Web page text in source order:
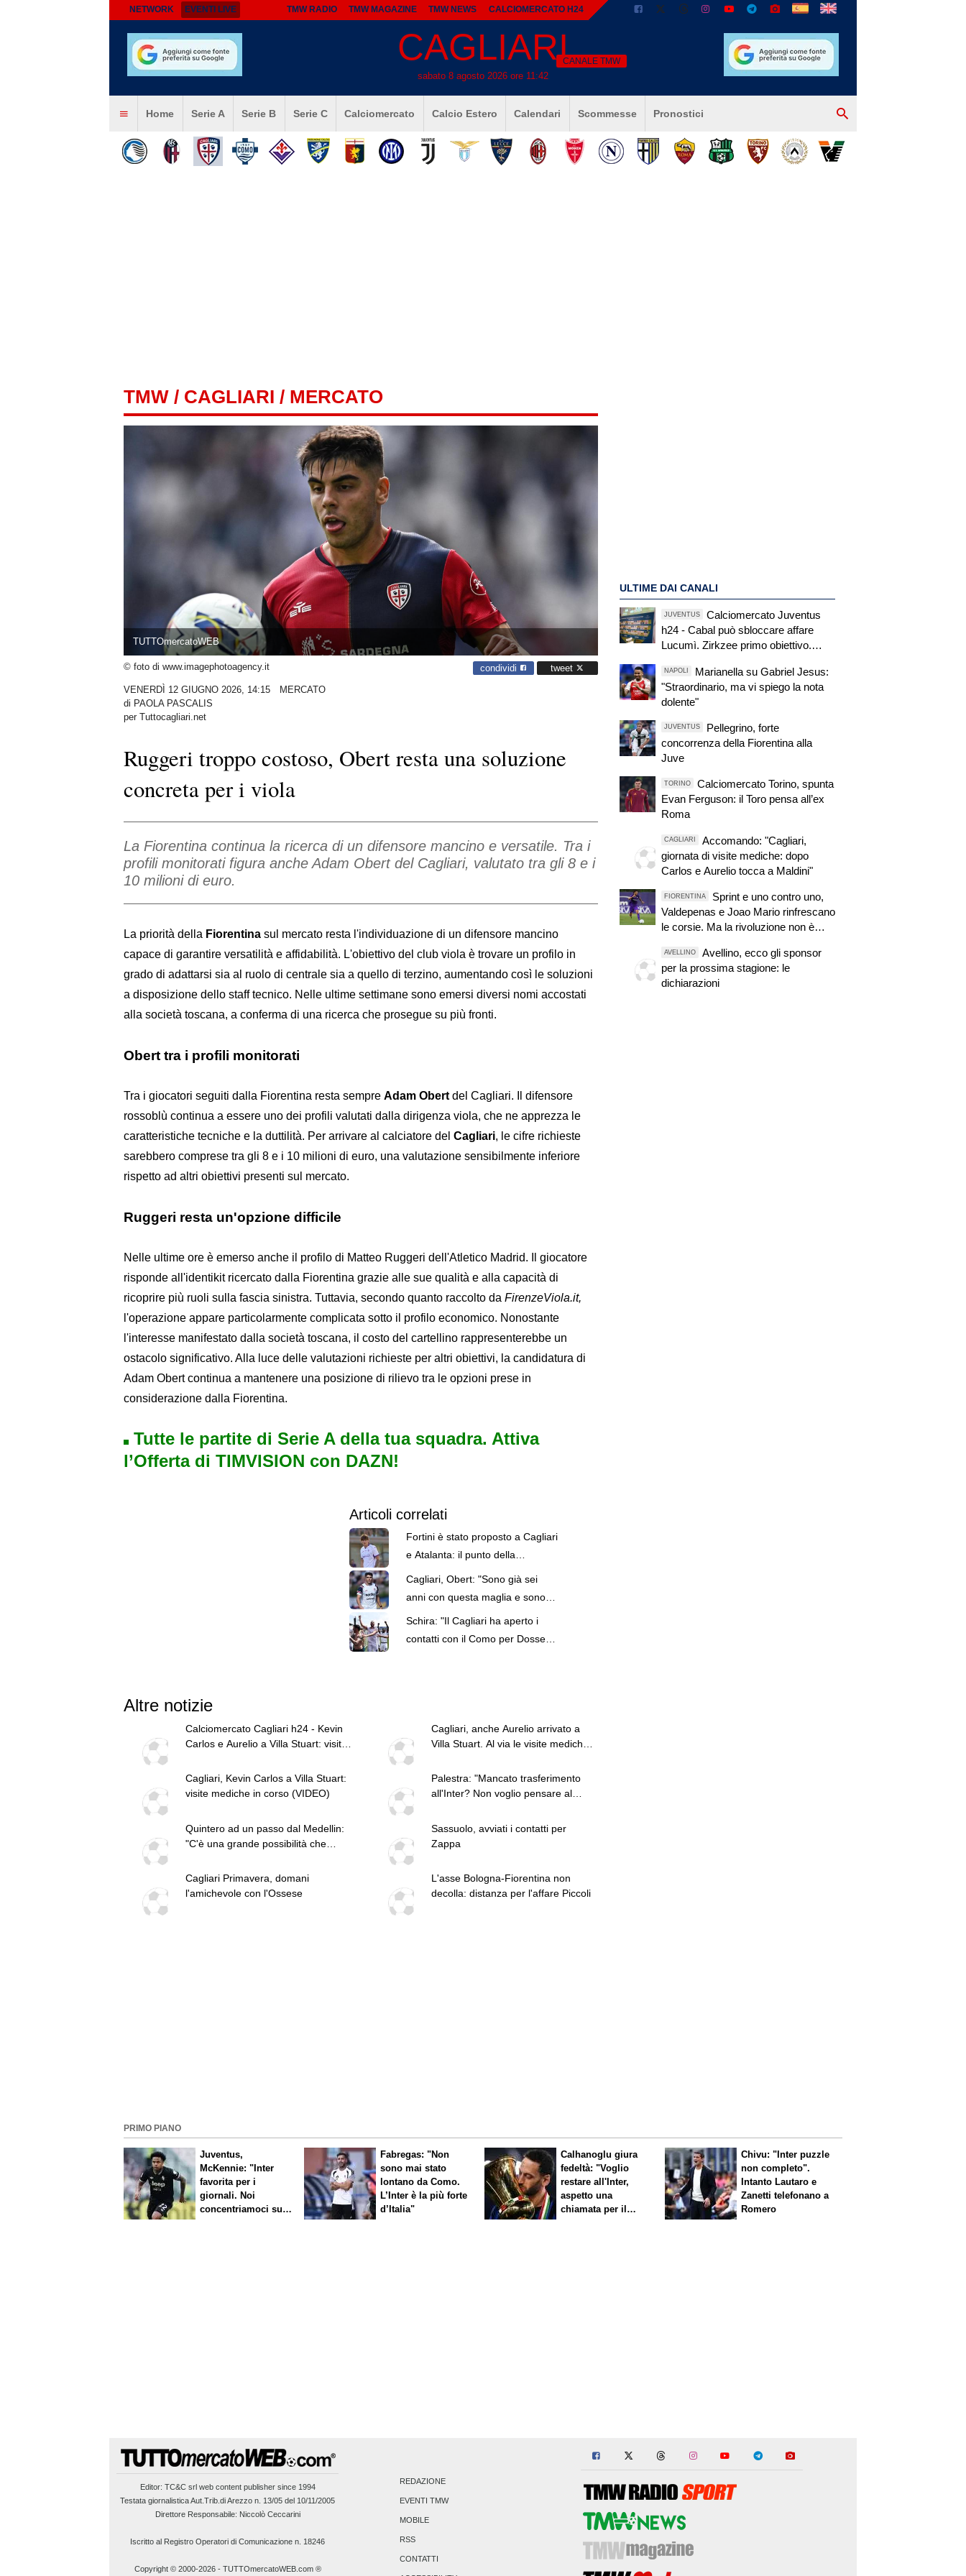
NETWORK EVENTI LIVE TMW RADIO TMW MAGAZINE TMW NEWS CALCIOMERCATO H24
CAGLIARI
sabato 8 agosto 2026 ore 11:42
CANALE TMW
Home Serie A Serie B Serie C Calciomercato Calcio Estero Calendari Scommesse Pronostici
TMW / CAGLIARI / MERCATO
TUTTOmercatoWEB
© foto di www.imagephotoagency.it condividi tweet
VENERDÌ 12 GIUGNO 2026, 14:15
MERCATO
di PAOLA PASCALIS
per Tuttocagliari.net
Ruggeri troppo costoso, Obert resta una soluzione
concreta per i viola
La Fiorentina continua la ricerca di un difensore mancino e versatile. Tra i
profili monitorati figura anche Adam Obert del Cagliari, valutato tra gli 8 e i
10 milioni di euro.
La priorità della Fiorentina sul mercato resta l'individuazione di un difensore mancino
capace di garantire versatilità e affidabilità. L'obiettivo del club viola è trovare un profilo in
grado di adattarsi sia al ruolo di centrale sia a quello di terzino, aumentando così le soluzioni
a disposizione dello staff tecnico. Nelle ultime settimane sono emersi diversi nomi accostati
alla società toscana, a conferma di una ricerca che prosegue su più fronti.
Obert tra i profili monitorati
Tra i giocatori seguiti dalla Fiorentina resta sempre Adam Obert del Cagliari. Il difensore
rossoblù continua a essere uno dei profili valutati dalla dirigenza viola, che ne apprezza le
caratteristiche tecniche e la duttilità. Per arrivare al calciatore del Cagliari, le cifre richieste
sarebbero comprese tra gli 8 e i 10 milioni di euro, una valutazione sensibilmente inferiore
rispetto ad altri obiettivi presenti sul mercato.
Ruggeri resta un'opzione difficile
Nelle ultime ore è emerso anche il profilo di Matteo Ruggeri dell'Atletico Madrid. Il giocatore
risponde all'identikit ricercato dalla Fiorentina grazie alle sue qualità e alla capacità di
ricoprire più ruoli sulla fascia sinistra. Tuttavia, secondo quanto raccolto da FirenzeViola.it,
l'operazione appare particolarmente complicata sotto il profilo economico. Nonostante
l'interesse manifestato dalla società toscana, il costo del cartellino rappresenterebbe un
ostacolo significativo. Alla luce delle valutazioni richieste per altri obiettivi, la candidatura di
Adam Obert continua a mantenere una posizione di rilievo tra le opzioni prese in
considerazione dalla Fiorentina.
Tutte le partite di Serie A della tua squadra. Attiva
l’Offerta di TIMVISION con DAZN!
Articoli correlati
Fortini è stato proposto a Cagliari
e Atalanta: il punto della
Cagliari, Obert: "Sono già sei
anni con questa maglia e sono
orgoglioso"
Schira: "Il Cagliari ha aperto i
contatti con il Como per Dossena
Altre notizie
Calciomercato Cagliari h24 - Kevin
Carlos e Aurelio a Villa Stuart: visite
Esposito-Van der Brempt. Fortini
proposto anche ai rossoblù
Cagliari, anche Aurelio arrivato a
Villa Stuart. Al via le visite mediche
Cagliari, Kevin Carlos a Villa Stuart:
visite mediche in corso (VIDEO)
Palestra: "Mancato trasferimento
all'Inter? Non voglio pensare al
Quintero ad un passo dal Medellin:
"C'è una grande possibilità che
Sassuolo, avviati i contatti per
Zappa
Cagliari Primavera, domani
l'amichevole con l'Ossese
L'asse Bologna-Fiorentina non
decolla: distanza per l'affare Piccoli
ULTIME DAI CANALI
JUVENTUS
Calciomercato Juventus
h24 - Cabal può sbloccare affare
Lucumì. Zirkzee primo obiettivo.
Zhegrova non vuole partire. Sorloth
sul mercato. Vlahovic, nuova
pretendente
NAPOLI
Marianella su Gabriel Jesus:
"Straordinario, ma vi spiego la nota
dolente"
JUVENTUS
Pellegrino, forte
concorrenza della Fiorentina alla
Juve
TORINO
Calciomercato Torino, spunta
Evan Ferguson: il Toro pensa all’ex
Roma
CAGLIARI
Accomando: "Cagliari,
giornata di visite mediche: dopo
Carlos e Aurelio tocca a Maldini"
FIORENTINA
Sprint e uno contro uno,
Valdepenas e Joao Mario rinfrescano
le corsie. Ma la rivoluzione non è
AVELLINO
Avellino, ecco gli sponsor
per la prossima stagione: le
dichiarazioni
PRIMO PIANO
Juventus,
McKennie: "Inter
favorita per i
giornali. Noi
concentriamoci sul
Fabregas: "Non
sono mai stato
lontano da Como.
L’Inter è la più forte
d’Italia"
Calhanoglu giura
fedeltà: "Voglio
restare all'Inter,
aspetto una
chiamata per il
Chivu: "Inter puzzle
non completo".
Intanto Lautaro e
Zanetti telefonano a
Romero
Editor: TC&C srlweb content publisher since 1994
Testata giornalistica Aut.Trib.di Arezzo n. 13/05 del 10/11/2005
Direttore Responsabile: Niccolò Ceccarini
Iscritto al Registro Operatori di Comunicazione n. 18246
Copyright © 2000-2026- TUTTOmercatoWEB.com ®
REDAZIONE
EVENTI TMW
MOBILE
RSS
CONTATTI